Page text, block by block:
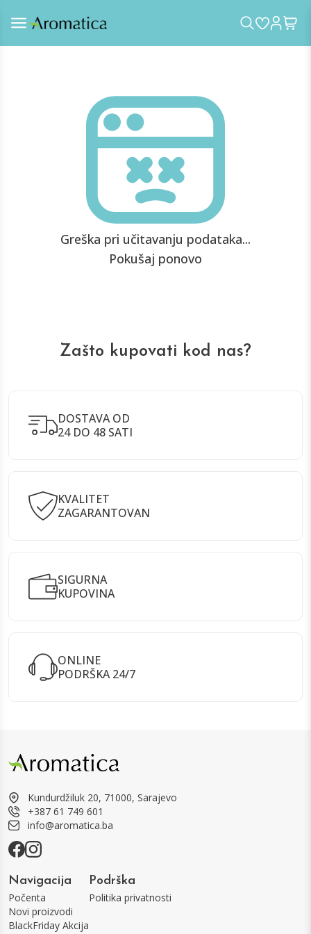
Greška pri učitavanju podataka...
Pokušaj ponovo
Zašto kupovati kod nas?
DOSTAVA OD
24 DO 48 SATI
KVALITET
ZAGARANTOVAN
SIGURNA
KUPOVINA
ONLINE
PODRŠKA 24/7
Kundurdžiluk 20, 71000, Sarajevo
+387 61 749 601
info@aromatica.ba
Navigacija
Počenta
Novi proizvodi
BlackFriday Akcija
Podrška
Politika privatnosti